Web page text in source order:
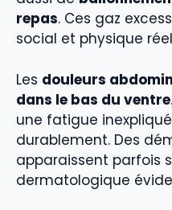
repas. Ces gaz
social et physique
Les douleurs
dans le bas du ventre
une fatigue
durablement. Des
apparaissent parfois
dermatologique